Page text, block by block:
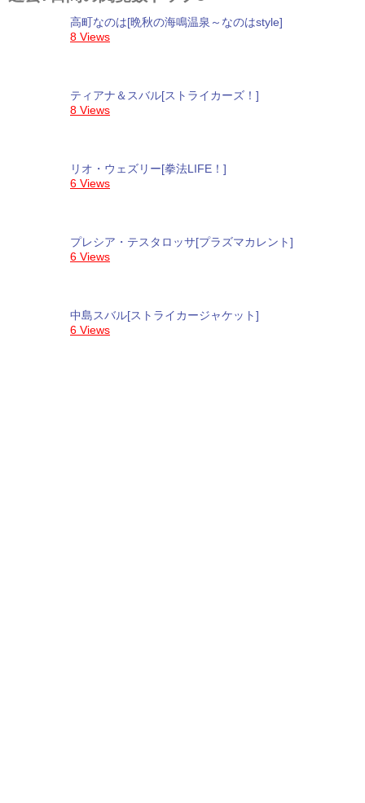
高町なのは[晩秋の海鳴温泉～なのはstyle]
8 Views
ティアナ＆スバル[ストライカーズ！]
8 Views
リオ・ウェズリー[拳法LIFE！]
6 Views
プレシア・テスタロッサ[プラズマカレント]
6 Views
中島スバル[ストライカージャケット]
6 Views